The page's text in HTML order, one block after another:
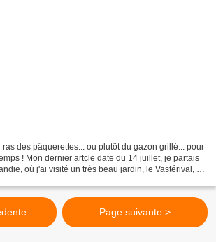
des pâquerettes... ou plutôt du gazon grillé... pour
! Mon dernier artcle date du 14 juillet, je partais
où j'ai visité un très beau jardin, le Vastérival, et
Page suivante >